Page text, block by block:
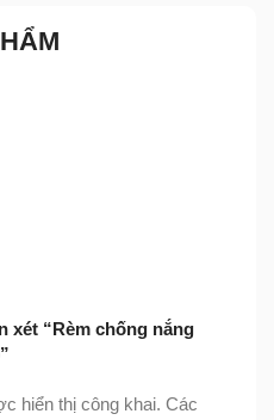
xét “Rèm chống nắng
hiển thị công khai. Các